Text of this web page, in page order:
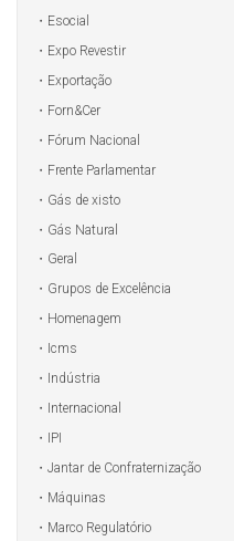
Esocial
Expo Revestir
Exportação
Forn&Cer
Fórum Nacional
Frente Parlamentar
Gás de xisto
Gás Natural
Geral
Grupos de Excelência
Homenagem
Icms
Indústria
Internacional
IPI
Jantar de Confraternização
Máquinas
Marco Regulatório